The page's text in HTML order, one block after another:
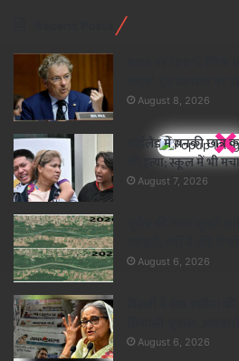
×
August 8, 2026
थाईलैंड में सनकी छात्र
की हत्या; स्कूल में भी
August 7, 2026
August 6, 2026
August 6, 2026